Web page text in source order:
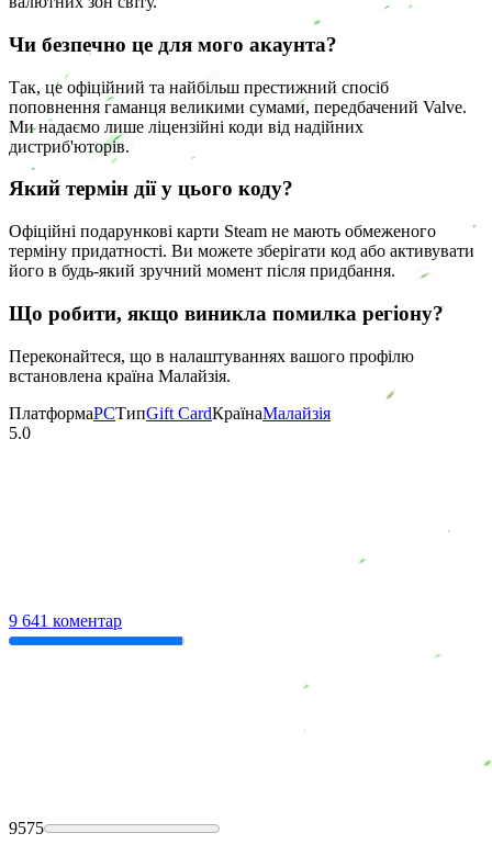
Чи безпечно це для мого акаунта?
Так, це офіційний та найбільш престижний спосіб
поповнення гаманця великими сумами, передбачений Valve.
Ми надаємо лише ліцензійні коди від надійних
дистриб'юторів.
Який термін дії у цього коду?
Офіційні подарункові карти Steam не мають обмеженого
терміну придатності. Ви можете зберігати код або активувати
його в будь-який зручний момент після придбання.
Що робити, якщо виникла помилка регіону?
Переконайтеся, що в налаштуваннях вашого профілю
встановлена країна Малайзія.
ПлатформаPCТипGift CardКраїнаМалайзія
5.0
9 641 коментар
9575